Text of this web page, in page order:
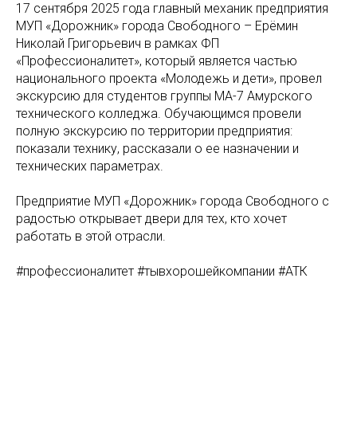
17 сентября 2025 года главный механик предприятия
МУП «Дорожник» города Свободного – Ерёмин
Николай Григорьевич в рамках ФП
«Профессионалитет», который является частью
национального проекта «Молодежь и дети», провел
экскурсию для студентов группы МА-7 Амурского
технического колледжа. Обучающимся провели
полную экскурсию по территории предприятия:
показали технику, рассказали о ее назначении и
технических параметрах.
Предприятие МУП «Дорожник» города Свободного с
радостью открывает двери для тех, кто хочет
работать в этой отрасли.
#профессионалитет #тывхорошейкомпании #АТК